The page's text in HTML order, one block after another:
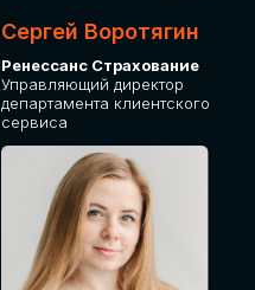
Сергей Воротягин
Ренессанс Страхование
Управляющий директор
департамента клиентского
сервиса